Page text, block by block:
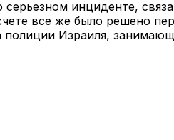
серьезном инциденте,
все же было решено
полиции Израиля,